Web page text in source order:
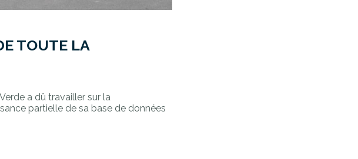
TOUTE LA
a dû travailler sur la
partielle de sa base de données